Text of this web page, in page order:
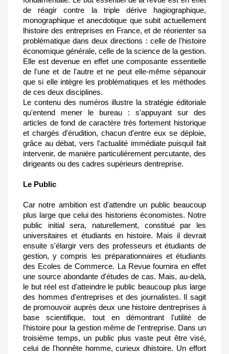
de réagir contre la triple dérive hagiographique,
monographique et anecdotique que subit actuellement
lhistoire des entreprises en France, et de réorienter sa
problématique dans deux directions : celle de l'histoire
économique générale, celle de la science de la gestion.
Elle est devenue en effet une composante essentielle
de l'une et de l'autre et ne peut elle-même sépanouir
que si elle intègre les problématiques et les méthodes
de ces deux disciplines.
Le contenu des numéros illustre la stratégie éditoriale
qu'entend mener le bureau : s'appuyant sur des
articles de fond de caractère très fortement historique
et chargés d'érudition, chacun d'entre eux se déploie,
grâce au débat, vers l'actualité immédiate puisquil fait
intervenir, de manière particulièrement percutante, des
dirigeants ou des cadres supérieurs dentreprise.
Le Public
Car notre ambition est d'attendre un public beaucoup
plus large que celui des historiens économistes. Notre
public initial sera, naturellement, constitué par les
universitaires et étudiants en histoire. Mais il devrait
ensuite s'élargir vers des professeurs et étudiants de
gestion, y compris les préparationnaires et étudiants
des Ecoles de Commerce. La Revue fournira en effet
une source abondante d'études de cas. Mais, au-delà,
le but réel est d'atteindre le public beaucoup plus large
des hommes d'entreprises et des journalistes. Il sagit
de promouvoir auprès deux une histoire dentreprises à
base scientifique, tout en démontrant l'utilité de
l'histoire pour la gestion même de l'entreprise. Dans un
troisième temps, un public plus vaste peut être visé,
celui de l'honnête homme, curieux dhistoire. Un effort